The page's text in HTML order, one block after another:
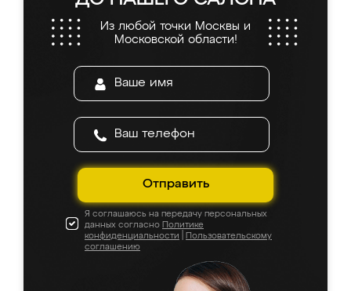
Из любой точки Москвы и
Московской области!
Отправить
Я соглашаюсь на передачу персональных
данных согласно Политике
конфиденциальности
Пользовательскому
соглашению